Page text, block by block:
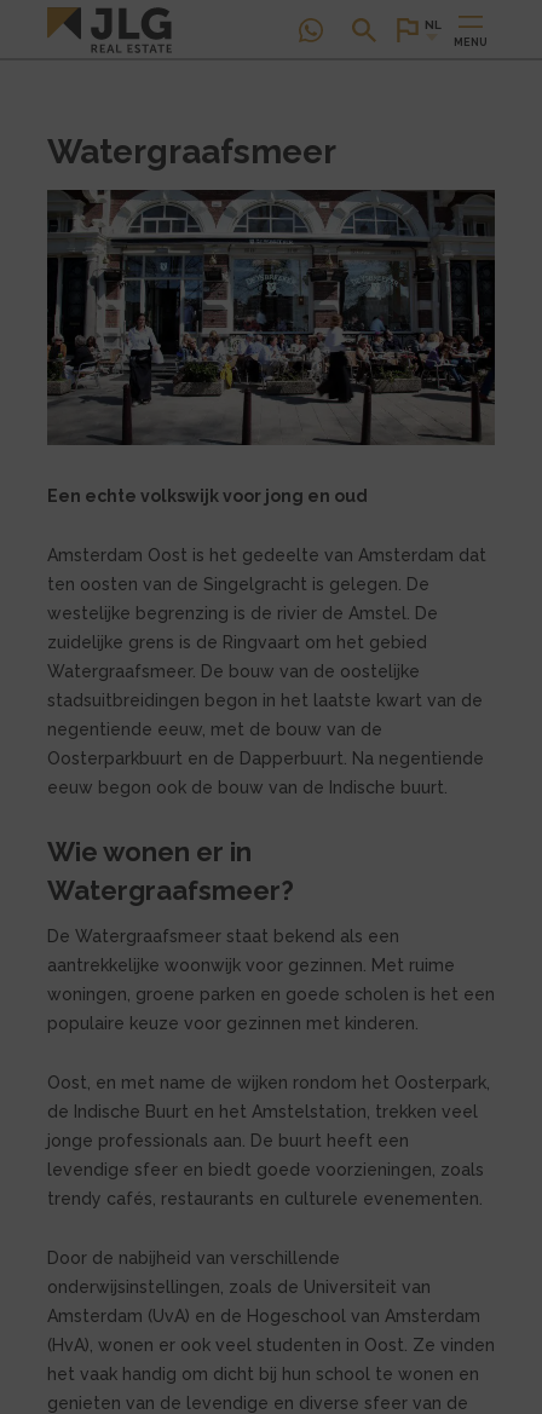
NL
MENU
Watergraafsmeer
Een echte volkswijk voor jong en oud
Amsterdam Oost is het gedeelte van Amsterdam dat
ten oosten van de Singelgracht is gelegen. De
westelijke begrenzing is de rivier de Amstel. De
zuidelijke grens is de Ringvaart om het gebied
Watergraafsmeer. De bouw van de oostelijke
stadsuitbreidingen begon in het laatste kwart van de
negentiende eeuw, met de bouw van de
Oosterparkbuurt en de Dapperbuurt. Na negentiende
eeuw begon ook de bouw van de Indische buurt.
Wie wonen er in
Watergraafsmeer?
De Watergraafsmeer staat bekend als een
aantrekkelijke woonwijk voor gezinnen. Met ruime
woningen, groene parken en goede scholen is het een
populaire keuze voor gezinnen met kinderen.
Oost, en met name de wijken rondom het Oosterpark,
de Indische Buurt en het Amstelstation, trekken veel
jonge professionals aan. De buurt heeft een
levendige sfeer en biedt goede voorzieningen, zoals
trendy cafés, restaurants en culturele evenementen.
Door de nabijheid van verschillende
onderwijsinstellingen, zoals de Universiteit van
Amsterdam (UvA) en de Hogeschool van Amsterdam
(HvA), wonen er ook veel studenten in Oost. Ze vinden
het vaak handig om dicht bij hun school te wonen en
genieten van de levendige en diverse sfeer van de